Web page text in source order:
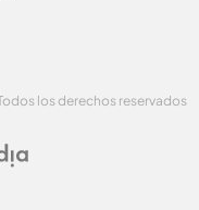
los derechos reservados